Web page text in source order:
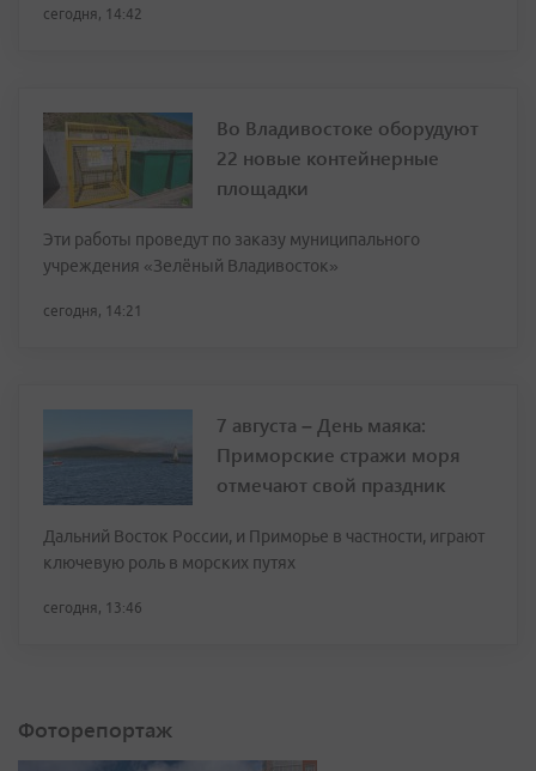
сегодня, 14:42
Во Владивостоке оборудуют
22 новые контейнерные
площадки
Эти работы проведут по заказу муниципального
учреждения «Зелёный Владивосток»
сегодня, 14:21
7 августа – День маяка:
Приморские стражи моря
отмечают свой праздник
Дальний Восток России, и Приморье в частности, играют
ключевую роль в морских путях
сегодня, 13:46
Фоторепортаж